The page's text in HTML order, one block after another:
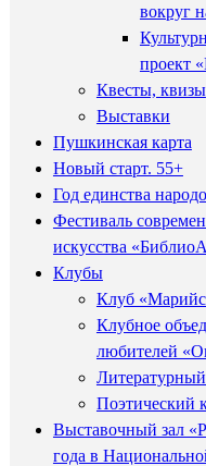
вокруг
проект
Квесты, квизы
Выставки
Пушкинская карта
Новый старт. 55+
Год единства
Фестиваль
искусства
Клубы
Клуб
Клубное
любителей
Поэтический
Выставочный зал
года в